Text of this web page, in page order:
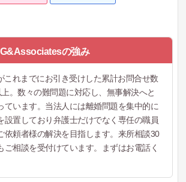
の強み
これまでにお引き受けした累計お問合せ数
。数々の難問題に対応し、無事解決へと
ています。当法人には離婚問題を集中的に
設置しており弁護士だけでなく専任の職員
依頼者様の解決を目指します。来所相談30
ご相談を受付けています。まずはお電話く